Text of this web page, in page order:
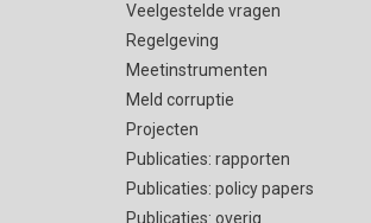
Veelgestelde vragen
Regelgeving
Meetinstrumenten
Meld corruptie
Projecten
Publicaties: rapporten
Publicaties: policy papers
Publicaties: overig